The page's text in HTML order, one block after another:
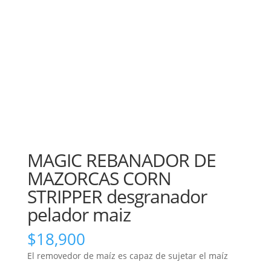
MAGIC REBANADOR DE
MAZORCAS CORN
STRIPPER desgranador
pelador maiz
$18,900
El removedor de maíz es capaz de sujetar el maíz